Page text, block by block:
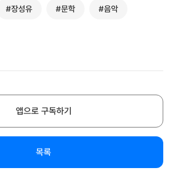
#장성유 #문학 #음악
앱으로 구독하기
목록